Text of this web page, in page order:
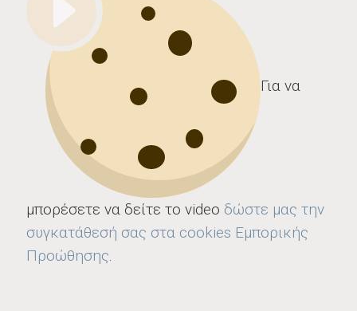
Για να
μπορέσετε να δείτε το video δώστε μας την
συγκατάθεσή σας στα cookies Εμπορικής
Προώθησης.